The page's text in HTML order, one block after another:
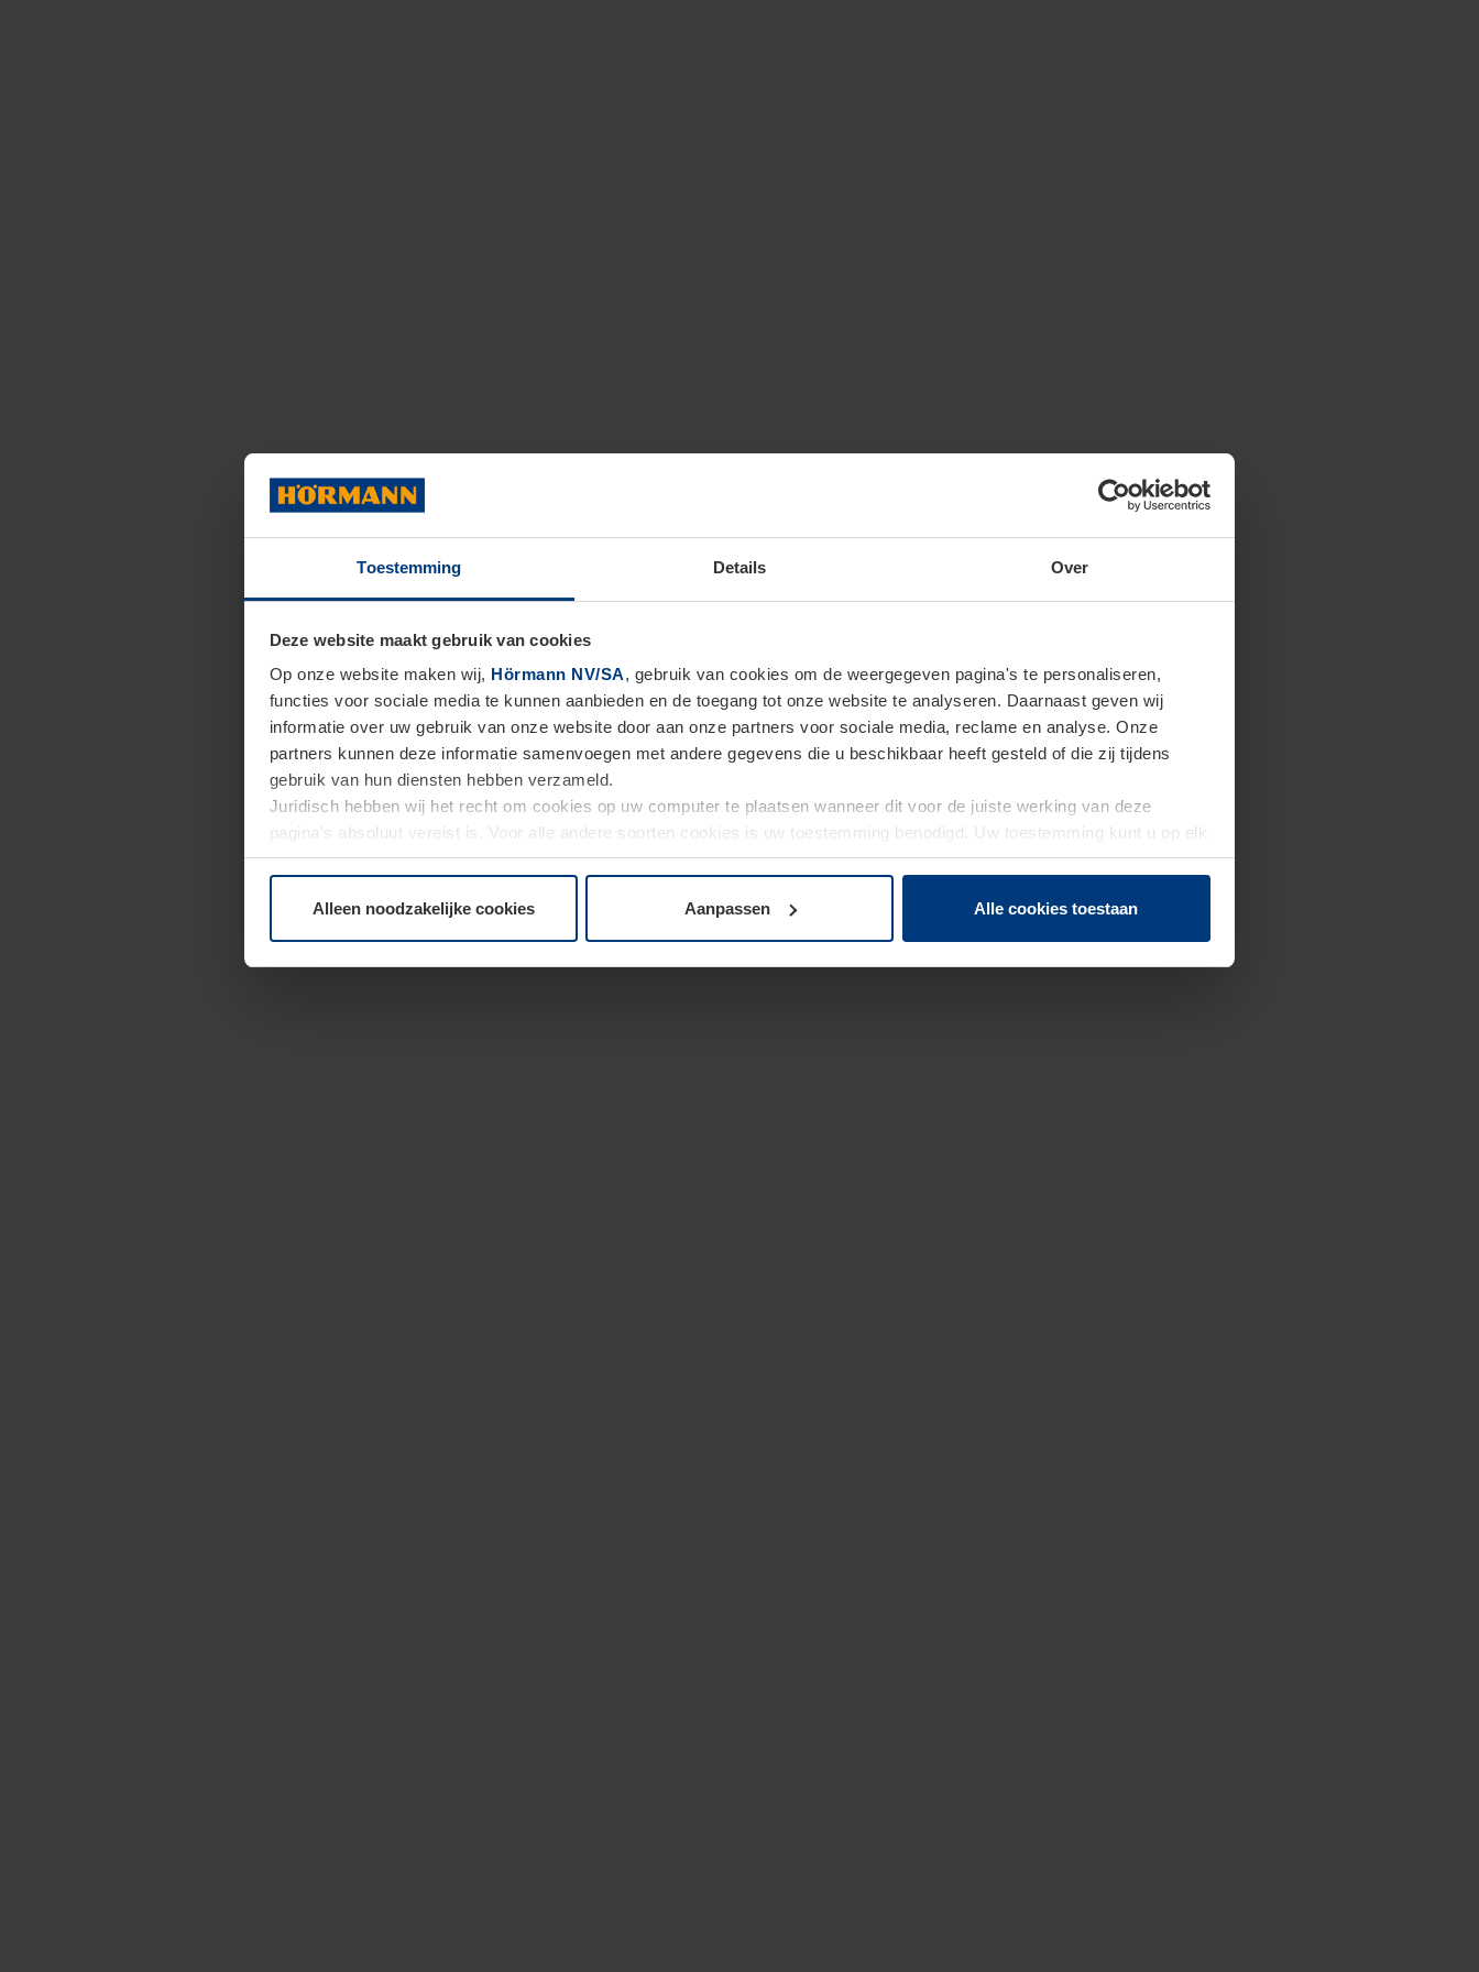
Toestemming Details Over
Deze website maakt gebruik van cookies
Op onze website maken wij, Hörmann NV/SA, gebruik van cookies om de weergegeven pagina's te personaliseren,
functies voor sociale media te kunnen aanbieden en de toegang tot onze website te analyseren. Daarnaast geven wij
informatie over uw gebruik van onze website door aan onze partners voor sociale media, reclame en analyse. Onze
partners kunnen deze informatie samenvoegen met andere gegevens die u beschikbaar heeft gesteld of die zij tijdens
gebruik van hun diensten hebben verzameld.
Juridisch hebben wij het recht om cookies op uw computer te plaatsen wanneer dit voor de juiste werking van deze
pagina's absoluut vereist is. Voor alle andere soorten cookies is uw toestemming benodigd. Uw toestemming kunt u op elk
moment bij de uitleg van de cookies op paginaPrivacyverklaringop onze website wijzigen of herroepen.
Alleen noodzakelijke cookies Aanpassen Alle cookies toestaan